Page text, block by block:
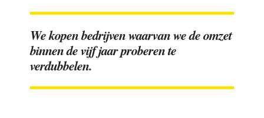
We kopen bedrijven waarvan we de omzet
binnen de vijf jaar proberen te
verdubbelen.